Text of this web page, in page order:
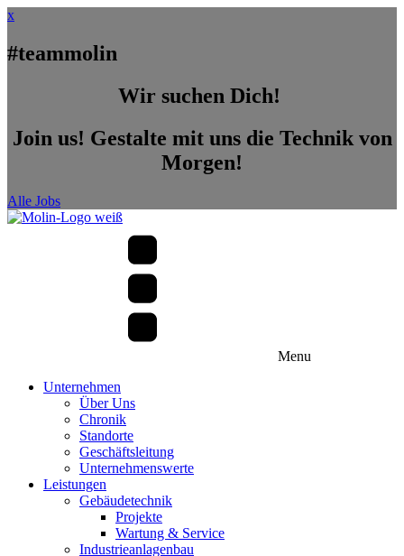
x
#teammolin
Wir suchen Dich!
Join us! Gestalte mit uns die Technik von
Morgen!
Alle Jobs
Menu
Unternehmen
Über Uns
Chronik
Standorte
Geschäftsleitung
Unternehmenswerte
Leistungen
Gebäudetechnik
Projekte
Wartung & Service
Industrieanlagenbau